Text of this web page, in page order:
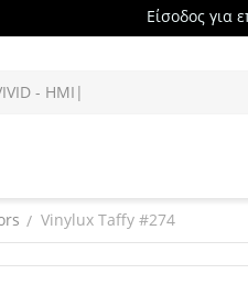
Είσοδος για
/ Vinylux Taffy #274